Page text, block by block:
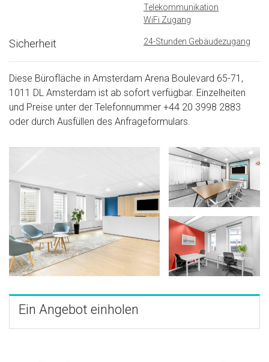
Telekommunikation
WiFi Zugang
Sicherheit 24-Stunden Gebäudezugang
Diese Bürofläche in Amsterdam Arena Boulevard 65-71,
1011 DL Amsterdam ist ab sofort verfügbar. Einzelheiten
und Preise unter der Telefonnummer +44 20 3998 2883
oder durch Ausfüllen des Anfrageformulars.
Ein Angebot einholen